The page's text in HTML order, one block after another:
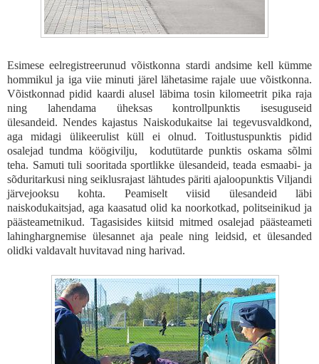
Esimese eelregistreerunud võistkonna stardi andsime kell kümme
hommikul ja iga viie minuti järel lähetasime rajale uue võistkonna.
Võistkonnad pidid kaardi alusel läbima tosin kilomeetrit pika raja
ning lahendama üheksas kontrollpunktis isesuguseid
ülesandeid. Nendes kajastus Naiskodukaitse lai tegevusvaldkond,
aga midagi ülikeerulist küll ei olnud. Toitlustuspunktis pidid
osalejad tundma köögivilju, kodutütarde punktis oskama sõlmi
teha. Samuti tuli sooritada sportlikke ülesandeid, teada esmaabi- ja
sõduritarkusi ning seiklusrajast lähtudes päriti ajaloopunktis Viljandi
järvejooksu kohta. Peamiselt viisid ülesandeid läbi
naiskodukaitsjad, aga kaasatud olid ka noorkotkad, politseinikud ja
päästeametnikud. Tagasisides kiitsid mitmed osalejad päästeameti
lahinghargnemise ülesannet aja peale ning leidsid, et ülesanded
olidki valdavalt huvitavad ning harivad.